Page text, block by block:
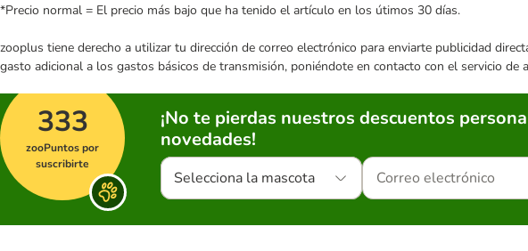
*Precio normal = El precio más bajo que ha tenido el artículo en los útimos 30 días.
zooplus tiene derecho a utilizar tu dirección de correo electrónico para enviarte publicidad
gasto adicional a los gastos básicos de transmisión, poniéndote en contacto con el servicio
333
zooPuntos por
suscribirte
¡No te pierdas nuestros descuentos
novedades!
Selecciona la mascota